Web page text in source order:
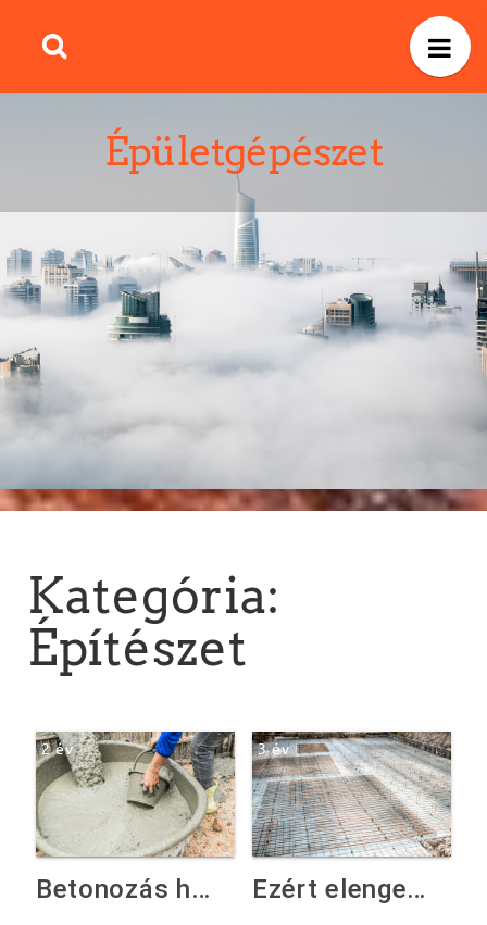
Épületgépészet
Kategória:
Építészet
2 év
Betonozás házilag – így fogjunk neki a munkálatoknak
3 év
Ezért elengedhetetlen a precíz födém szigetelés